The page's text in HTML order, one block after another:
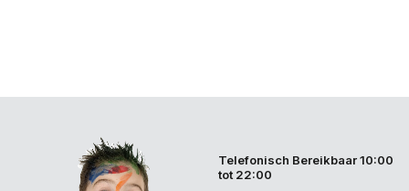
Telefonisch Bereikbaar 10:00
tot 22:00